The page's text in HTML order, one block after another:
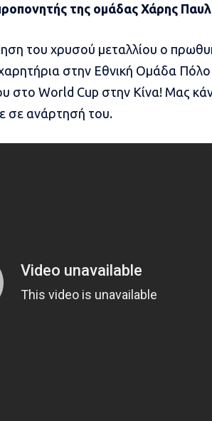
της ομάδας Χάρης
του χρυσού μεταλλίου ο
στην Εθνική Ομάδα Πόλο
στο World Cup στην Κίνα! Μας
σε ανάρτησή του.